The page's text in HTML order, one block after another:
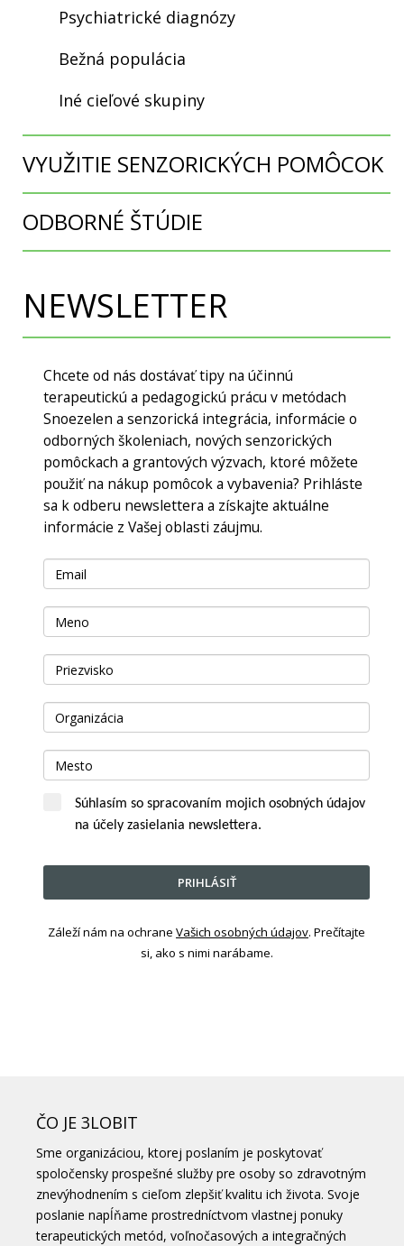
Psychiatrické diagnózy
Bežná populácia
Iné cieľové skupiny
VYUŽITIE SENZORICKÝCH POMÔCOK
ODBORNÉ ŠTÚDIE
NEWSLETTER
Chcete od nás dostávať tipy na účinnú
terapeutickú a pedagogickú prácu v metódach
Snoezelen a senzorická integrácia, informácie o
odborných školeniach, nových senzorických
pomôckach a grantových výzvach, ktoré môžete
použiť na nákup pomôcok a vybavenia? Prihláste
sa k odberu newslettera a získajte aktuálne
informácie z Vašej oblasti záujmu.
Súhlasím so spracovaním mojich osobných údajov
na účely zasielania newslettera.
PRIHLÁSIŤ
Záleží nám na ochrane Vašich osobných údajov. Prečítajte
si, ako s nimi narábame.
ČO JE 3LOBIT
Sme organizáciou, ktorej poslaním je poskytovať
spoločensky prospešné služby pre osoby so zdravotným
znevýhodnením s cieľom zlepšiť kvalitu ich života. Svoje
poslanie napĺňame prostredníctvom vlastnej ponuky
terapeutických metód, voľnočasových a integračných